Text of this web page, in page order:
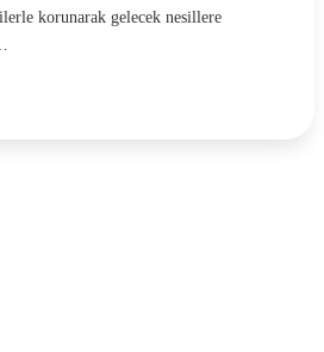
korunarak gelecek nesillere